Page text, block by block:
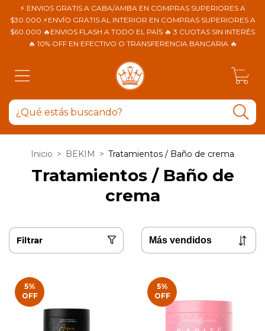
⚡ ENVIOS GRATIS A CABA/AMBA EN COMPRAS SUPERIORES A
$30.000 ⚡ENVÍO GRATIS AL INTERIOR EN COMPRAS SUPERIORES A
$60.000 🔥ENVIOS FLASH A TODO EL PAÍS 🔥 3 CUOTAS SIN INTERÉS
🔥 10% OFF EN EFECTIVO O TRANSFERENCIA BANCARIA 🔥
Inicio > BEKIM > Tratamientos / Baño de crema
Tratamientos / Baño de
crema
Filtrar
5%
OFF
5%
OFF